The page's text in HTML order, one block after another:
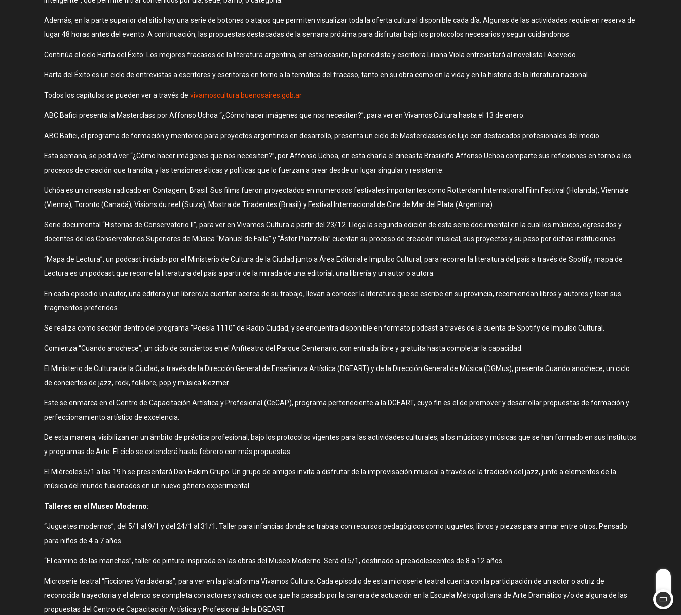
Además, en la parte superior del sitio hay una serie de botones o atajos que permiten visualizar toda la oferta cultural disponible cada día. Algunas de las actividades requieren reserva de
lugar 48 horas antes del evento. A continuación, las propuestas destacadas de la semana próxima para disfrutar bajo los protocolos necesarios y seguir cuidándonos:
Continúa el ciclo Harta del Éxito: Los mejores fracasos de la literatura argentina, en esta ocasión, la periodista y escritora Liliana Viola entrevistará al novelista I Acevedo.
Harta del Éxito es un ciclo de entrevistas a escritores y escritoras en torno a la temática del fracaso, tanto en su obra como en la vida y en la historia de la literatura nacional.
Todos los capítulos se pueden ver a través de vivamoscultura.buenosaires.gob.ar
ABC Bafici presenta la Masterclass por Affonso Uchoa “¿Cómo hacer imágenes que nos necesiten?”, para ver en Vivamos Cultura hasta el 13 de enero.
ABC Bafici, el programa de formación y mentoreo para proyectos argentinos en desarrollo, presenta un ciclo de Masterclasses de lujo con destacados profesionales del medio.
Esta semana, se podrá ver “¿Cómo hacer imágenes que nos necesiten?”, por Affonso Uchoa, en esta charla el cineasta Brasileño Affonso Uchoa comparte sus reflexiones en torno a los
procesos de creación que transita, y las tensiones éticas y políticas que lo fuerzan a crear desde un lugar singular y resistente.
Uchôa es un cineasta radicado en Contagem, Brasil. Sus films fueron proyectados en numerosos festivales importantes como Rotterdam International Film Festival (Holanda), Viennale
(Vienna), Toronto (Canadá), Visions du reel (Suiza), Mostra de Tiradentes (Brasil) y Festival Internacional de Cine de Mar del Plata (Argentina).
Serie documental “Historias de Conservatorio II”, para ver en Vivamos Cultura a partir del 23/12. Llega la segunda edición de esta serie documental en la cual los músicos, egresados y
docentes de los Conservatorios Superiores de Música “Manuel de Falla” y “Ástor Piazzolla” cuentan su proceso de creación musical, sus proyectos y su paso por dichas instituciones.
“Mapa de Lectura”, un podcast iniciado por el Ministerio de Cultura de la Ciudad junto a Área Editorial e Impulso Cultural, para recorrer la literatura del país a través de Spotify, mapa de
Lectura es un podcast que recorre la literatura del país a partir de la mirada de una editorial, una librería y un autor o autora.
En cada episodio un autor, una editora y un librero/a cuentan acerca de su trabajo, llevan a conocer la literatura que se escribe en su provincia, recomiendan libros y autores y leen sus
fragmentos preferidos.
Se realiza como sección dentro del programa “Poesía 1110” de Radio Ciudad, y se encuentra disponible en formato podcast a través de la cuenta de Spotify de Impulso Cultural.
Comienza “Cuando anochece”, un ciclo de conciertos en el Anfiteatro del Parque Centenario, con entrada libre y gratuita hasta completar la capacidad.
El Ministerio de Cultura de la Ciudad, a través de la Dirección General de Enseñanza Artística (DGEART) y de la Dirección General de Música (DGMus), presenta Cuando anochece, un ciclo
de conciertos de jazz, rock, folklore, pop y música klezmer.
Este se enmarca en el Centro de Capacitación Artística y Profesional (CeCAP), programa perteneciente a la DGEART, cuyo fin es el de promover y desarrollar propuestas de formación y
perfeccionamiento artístico de excelencia.
De esta manera, visibilizan en un ámbito de práctica profesional, bajo los protocolos vigentes para las actividades culturales, a los músicos y músicas que se han formado en sus Institutos
y programas de Arte. El ciclo se extenderá hasta febrero con más propuestas.
El Miércoles 5/1 a las 19 h se presentará Dan Hakim Grupo. Un grupo de amigos invita a disfrutar de la improvisación musical a través de la tradición del jazz, junto a elementos de la
música del mundo fusionados en un nuevo género experimental.
Talleres en el Museo Moderno:
“Juguetes modernos”, del 5/1 al 9/1 y del 24/1 al 31/1. Taller para infancias donde se trabaja con recursos pedagógicos como juguetes, libros y piezas para armar entre otros. Pensado
para niños de 4 a 7 años.
“El camino de las manchas”, taller de pintura inspirada en las obras del Museo Moderno. Será el 5/1, destinado a preadolescentes de 8 a 12 años.
Microserie teatral “Ficciones Verdaderas”, para ver en la plataforma Vivamos Cultura. Cada episodio de esta microserie teatral cuenta con la participación de un actor o actriz de
reconocida trayectoria y el elenco se completa con actores y actrices que que ha pasado por la carrera de actuación en la Escuela Metropolitana de Arte Dramático y/o de alguna de las
propuestas del Centro de Capacitación Artística y Profesional de la DGEART.